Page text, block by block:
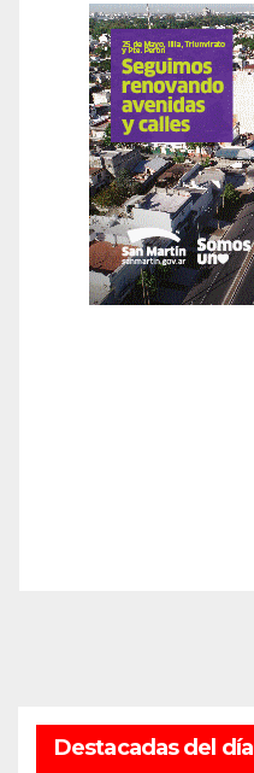
Destacadas del día